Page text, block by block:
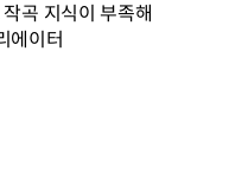
곡 지식이 부족해
에이터